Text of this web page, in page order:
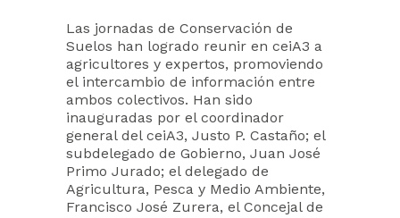
Las jornadas de Conservación de
Suelos han logrado reunir en ceiA3 a
agricultores y expertos, promoviendo
el intercambio de información entre
ambos colectivos. Han sido
inauguradas por el coordinador
general del ceiA3, Justo P. Castaño; el
subdelegado de Gobierno, Juan José
Primo Jurado; el delegado de
Agricultura, Pesca y Medio Ambiente,
Francisco José Zurera, el Concejal de